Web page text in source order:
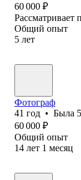
60 000 ₽
Рассматривает
Общий опыт
5 лет
Фотограф
41 год • Была
60 000 ₽
Общий опыт
14 лет 1 месяц